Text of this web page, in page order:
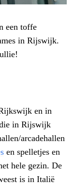
een toffe
in Rijswijk.
en in
in Rijswijk
arcadehallen
en spelletjes en
hele gezin. De
is in Italië